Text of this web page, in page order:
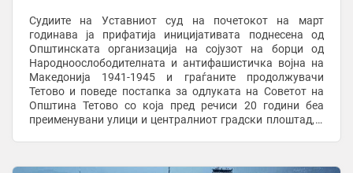
Судиите на Уставниот суд на почетокот на март
годинава ја прифатија иницијативата поднесена од
Општинската организација на сојузот на борци од
Народноослободителната и антифашистичка војна на
Македонија 1941-1945 и граѓаните продолжувачи
Тетово и поведе постапка за одлуката на Советот на
Општина Тетово со која пред речиси 20 години беа
преименувани улици и централниот градски плоштад, а